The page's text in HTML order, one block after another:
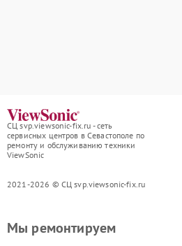
СЦ svp.viewsonic-fix.ru - сеть
сервисных центров в Севастополе по
ремонту и обслуживанию техники
ViewSonic
2021-2026 © СЦ svp.viewsonic-fix.ru
Мы ремонтируем